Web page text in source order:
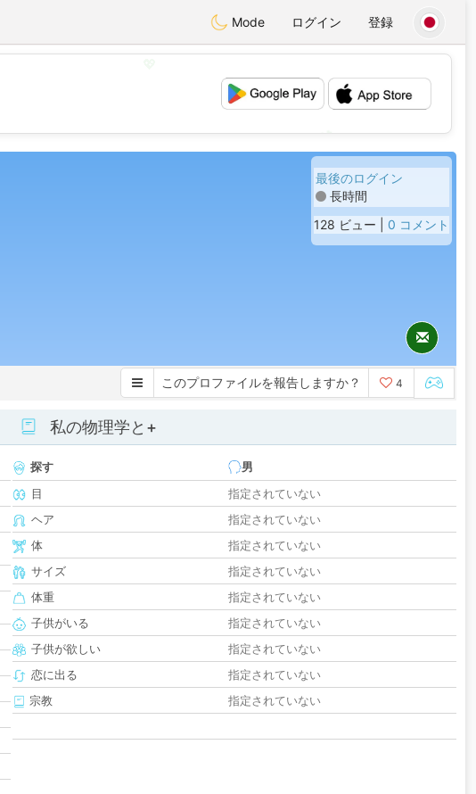
Mode ログイン 登録
最後のログイン
長時間
128 ビュー | 0 コメント
このプロファイルを報告しますか？ 4
私の物理学と+
探す
男
目
指定されていない
ヘア
指定されていない
体
指定されていない
サイズ
指定されていない
体重
指定されていない
子供がいる
指定されていない
子供が欲しい
指定されていない
恋に出る
指定されていない
宗教
指定されていない